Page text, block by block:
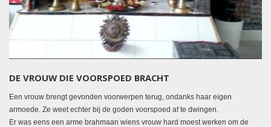
DE VROUW DIE VOORSPOED BRACHT
Een vrouw brengt gevonden voorwerpen terug, ondanks haar eigen
armoede. Ze weet echter bij de goden voorspoed af te dwingen.
Er was eens een arme brahmaan wiens vrouw hard moest werken om de